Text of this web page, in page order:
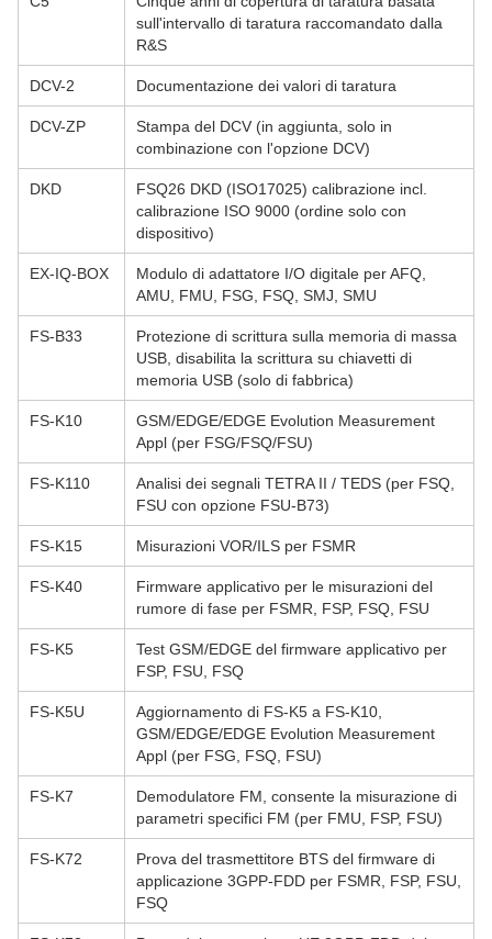
sull'intervallo di taratura raccomandato dalla
R&S
DCV-2 Documentazione dei valori di taratura
DCV-ZP
Stampa del DCV (in aggiunta, solo in
combinazione con l'opzione DCV)
DKD
FSQ26 DKD (ISO17025) calibrazione incl.
calibrazione ISO 9000 (ordine solo con
dispositivo)
EX-IQ-BOX
Modulo di adattatore I/O digitale per AFQ,
AMU, FMU, FSG, FSQ, SMJ, SMU
FS-B33
Protezione di scrittura sulla memoria di massa
USB, disabilita la scrittura su chiavetti di
memoria USB (solo di fabbrica)
FS-K10
GSM/EDGE/EDGE Evolution Measurement
Appl (per FSG/FSQ/FSU)
FS-K110
Analisi dei segnali TETRA II / TEDS (per FSQ,
FSU con opzione FSU-B73)
FS-K15 Misurazioni VOR/ILS per FSMR
FS-K40
Firmware applicativo per le misurazioni del
rumore di fase per FSMR, FSP, FSQ, FSU
FS-K5
Test GSM/EDGE del firmware applicativo per
FSP, FSU, FSQ
FS-K5U
Aggiornamento di FS-K5 a FS-K10,
GSM/EDGE/EDGE Evolution Measurement
Appl (per FSG, FSQ, FSU)
FS-K7
Demodulatore FM, consente la misurazione di
parametri specifici FM (per FMU, FSP, FSU)
FS-K72
Prova del trasmettitore BTS del firmware di
applicazione 3GPP-FDD per FSMR, FSP, FSU,
FSQ